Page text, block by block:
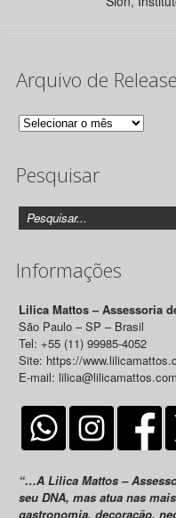
Arquivo de
Arquivo
Releases
Pesquisar
Informações
Lilica Mattos – Assessoria
São Paulo – SP – Brasil
Tel: +55 (11) 99985-4052
Site: https://
E-mail:
“…A Lilica Mattos –
seu DNA, mas atua nas
gastronomia, decoração,